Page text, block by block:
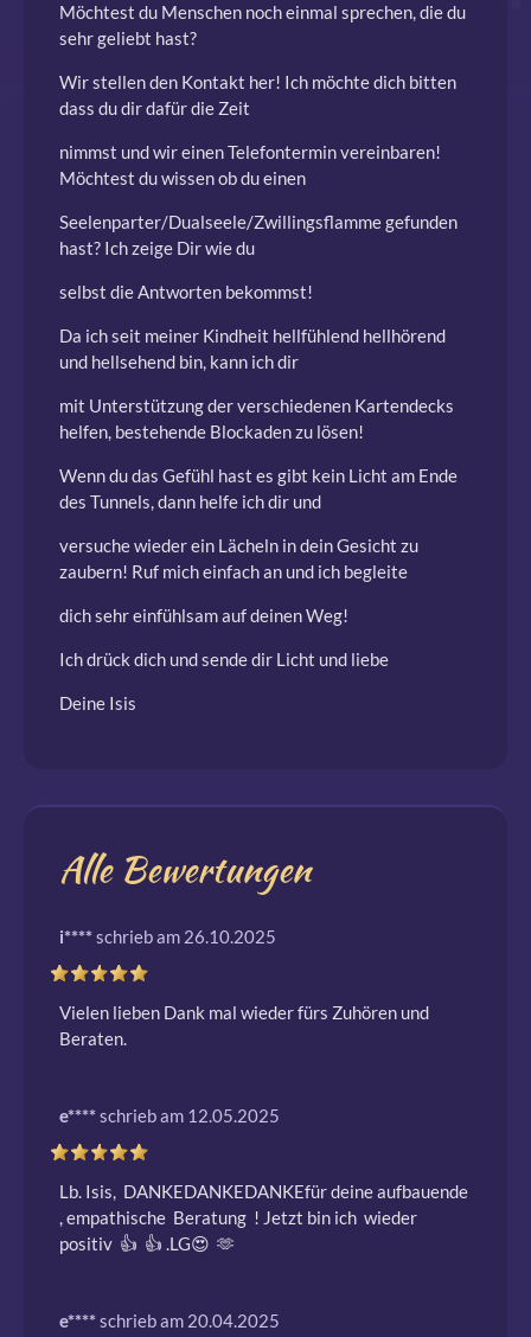
Möchtest du Menschen noch einmal sprechen, die du
sehr geliebt hast?
Wir stellen den Kontakt her! Ich möchte dich bitten
dass du dir dafür die Zeit
nimmst und wir einen Telefontermin vereinbaren!
Möchtest du wissen ob du einen
Seelenparter/Dualseele/Zwillingsflamme gefunden
hast? Ich zeige Dir wie du
selbst die Antworten bekommst!
Da ich seit meiner Kindheit hellfühlend hellhörend
und hellsehend bin, kann ich dir
mit Unterstützung der verschiedenen Kartendecks
helfen, bestehende Blockaden zu lösen!
Wenn du das Gefühl hast es gibt kein Licht am Ende
des Tunnels, dann helfe ich dir und
versuche wieder ein Lächeln in dein Gesicht zu
zaubern! Ruf mich einfach an und ich begleite
dich sehr einfühlsam auf deinen Weg!
Ich drück dich und sende dir Licht und liebe
Deine Isis
Alle Bewertungen
i****schrieb am 26.10.2025
Vielen lieben Dank mal wieder fürs Zuhören und
Beraten.
e****schrieb am 12.05.2025
Lb. Isis,  DANKEDANKEDANKEfür deine aufbauende
, empathische  Beratung  ! Jetzt bin ich  wieder
positiv  👍  👍 .LG😍  🫶
e****schrieb am 20.04.2025